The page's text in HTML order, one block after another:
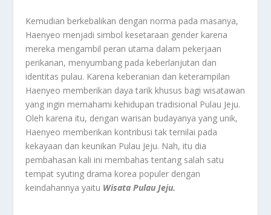
Kemudian berkebalikan dengan norma pada masanya,
Haenyeo menjadi simbol kesetaraan gender karena
mereka mengambil peran utama dalam pekerjaan
perikanan, menyumbang pada keberlanjutan dan
identitas pulau. Karena keberanian dan keterampilan
Haenyeo memberikan daya tarik khusus bagi wisatawan
yang ingin memahami kehidupan tradisional Pulau Jeju.
Oleh karena itu, dengan warisan budayanya yang unik,
Haenyeo memberikan kontribusi tak ternilai pada
kekayaan dan keunikan Pulau Jeju. Nah, itu dia
pembahasan kali ini membahas tentang salah satu
tempat syuting drama korea populer dengan
keindahannya yaitu Wisata Pulau Jeju.